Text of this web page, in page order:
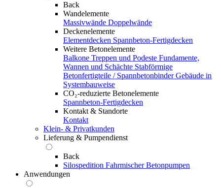
Back
Wandelemente
Massivwände Doppelwände
Deckenelemente
Elementdecken Spannbeton-Fertigdecken
Weitere Betonelemente
Balkone Treppen und Podeste Fundamente,
Wannen und Schächte Stabförmige
Betonfertigteile / Spannbetonbinder Gebäude in
Systembauweise
CO₂-reduzierte Betonelemente
Spannbeton-Fertigdecken
Kontakt & Standorte
Kontakt
Klein- & Privatkunden
Lieferung & Pumpendienst
Back
Silospedition Fahrmischer Betonpumpen
Anwendungen